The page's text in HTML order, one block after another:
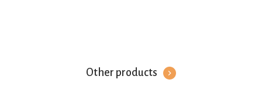
Other products